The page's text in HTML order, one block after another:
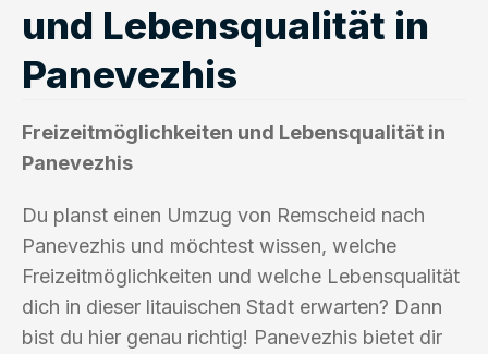
und Lebensqualität in
Panevezhis
Freizeitmöglichkeiten und Lebensqualität in
Panevezhis
Du planst einen Umzug von Remscheid nach
Panevezhis und möchtest wissen, welche
Freizeitmöglichkeiten und welche Lebensqualität
dich in dieser litauischen Stadt erwarten? Dann
bist du hier genau richtig! Panevezhis bietet dir